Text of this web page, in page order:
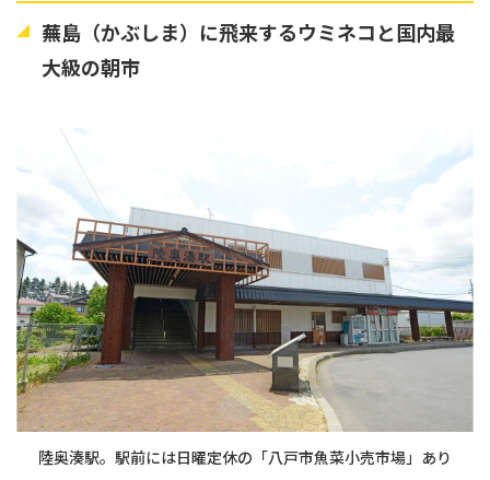
蕪島（かぶしま）に飛来するウミネコと国内最
大級の朝市
陸奥湊駅。駅前には日曜定休の「八戸市魚菜小売市場」あり